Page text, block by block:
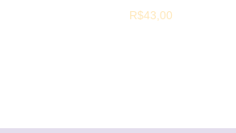
R$43,00